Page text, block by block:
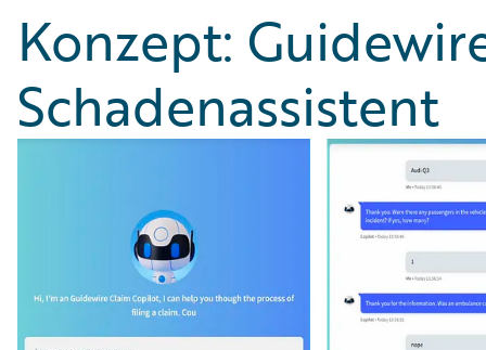
Konzept:
Schadenassistent